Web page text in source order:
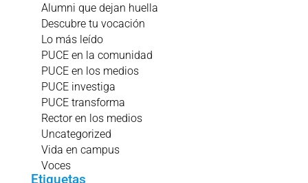
Alumni que dejan huella
Descubre tu vocación
Lo más leído
PUCE en la comunidad
PUCE en los medios
PUCE investiga
PUCE transforma
Rector en los medios
Uncategorized
Vida en campus
Voces
Etiquetas